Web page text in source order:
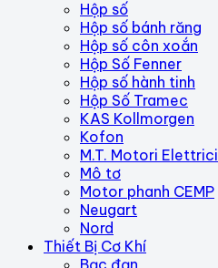
Hộp số
Hộp số bánh răng
Hộp số côn xoắn
Hộp Số Fenner
Hộp số hành tinh
Hộp Số Tramec
KAS Kollmorgen
Kofon
M.T. Motori Elettrici
Mô tơ
Motor phanh CEMP
Neugart
Nord
Thiết Bị Cơ Khí
Bạc đạn